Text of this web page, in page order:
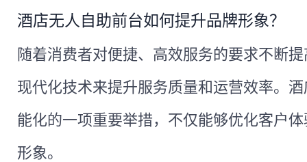
酒店无人自助前台如何提升品牌形象？
随着消费者对便捷、高效服务的要求不断
现代化技术来提升服务质量和运营效率。
能化的一项重要举措，不仅能够优化客户
形象。